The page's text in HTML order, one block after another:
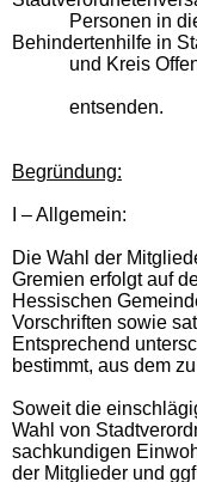
Personen in die
Behindertenhilfe in
und Kreis
entsenden.
Begründung:
I – Allgemein:
Die Wahl der
Gremien erfolgt auf
Hessischen
Vorschriften sowie
Entsprechend
bestimmt, aus dem
Soweit die
Wahl von
sachkundigen
der Mitglieder und